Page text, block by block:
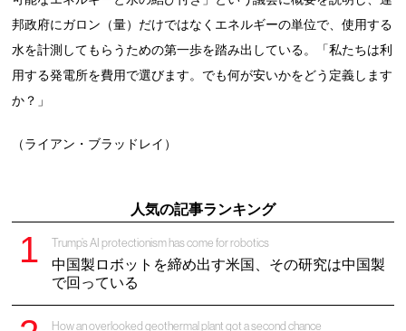
邦政府にガロン（量）だけではなくエネルギーの単位で、使用する
水を計測してもらうための第一歩を踏み出している。「私たちは利
用する発電所を費用で選びます。でも何が安いかをどう定義します
か？」
（ライアン・ブラッドレイ）
人気の記事ランキング
Trump’s AI protectionism has come for robotics
中国製ロボットを締め出す米国、その研究は中国製
で回っている
How an overlooked geothermal plant got a second chance